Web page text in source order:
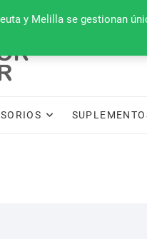
y Melilla se gestionan